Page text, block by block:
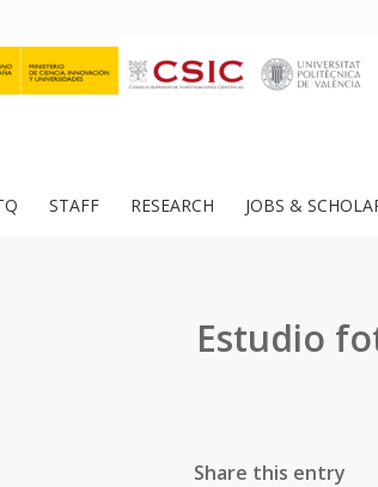
STAFF RESEARCH JOBS &
Estudio
Share this entry